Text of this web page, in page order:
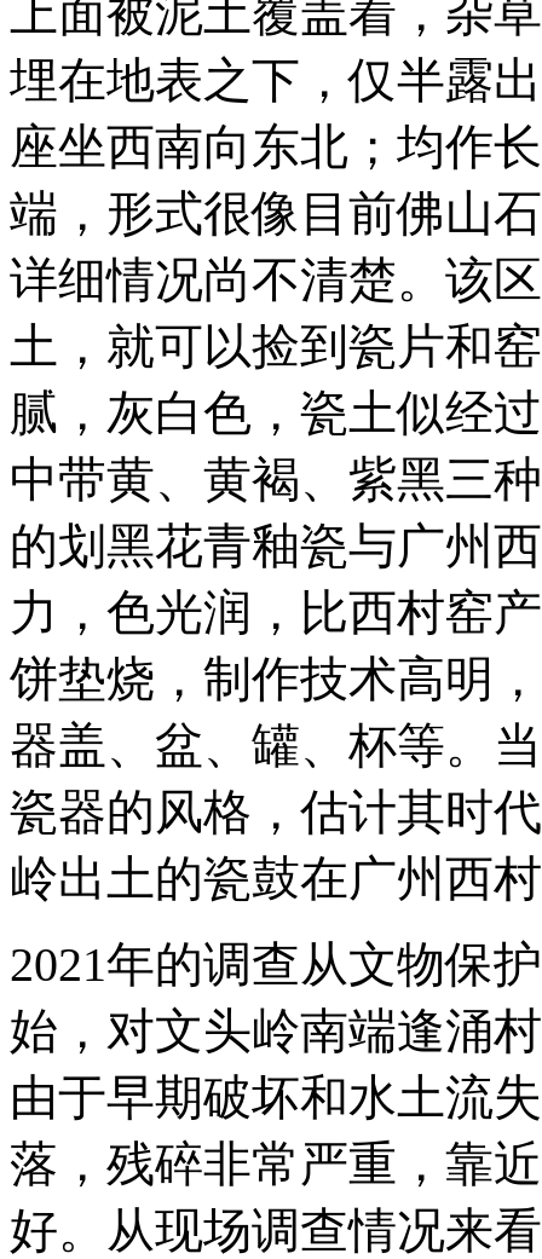
上面被泥土覆盖着，杂
埋在地表之下，仅半露
座坐西南向东北；均作
端，形式很像目前佛山
详细情况尚不清楚。该
土，就可以捡到瓷片和
腻，灰白色，瓷土似经
中带黄、黄褐、紫黑三
的划黑花青釉瓷与广州
力，色光润，比西村窑
饼垫烧，制作技术高明
器盖、盆、罐、杯等。
瓷器的风格，估计其时
岭出土的瓷鼓在广州西
2021年的调查从文物保
始，对文头岭南端逢涌
由于早期破坏和水土流
落，残碎非常严重，靠
好。从现场调查情况来